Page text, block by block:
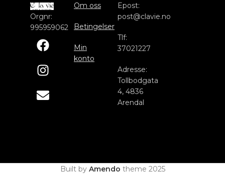
Orgnr:
995959062
Om oss
Betingelser
Min
konto
Epost:
post@clavie.no
Tlf:
37021227
Adresse:
Tollbodgata
4, 4836
Arendal
Built by Amendo theme 2025